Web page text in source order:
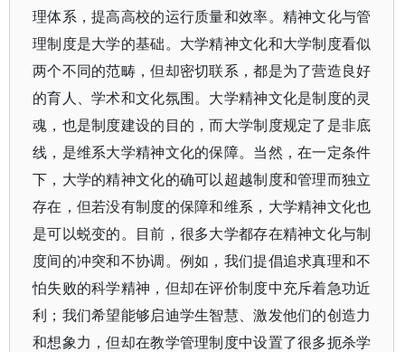
理体系，提高高校的运行质量和效率。精神文化与管
理制度是大学的基础。大学精神文化和大学制度看似
两个不同的范畴，但却密切联系，都是为了营造良好
的育人、学术和文化氛围。大学精神文化是制度的灵
魂，也是制度建设的目的，而大学制度规定了是非底
线，是维系大学精神文化的保障。当然，在一定条件
下，大学的精神文化的确可以超越制度和管理而独立
存在，但若没有制度的保障和维系，大学精神文化也
是可以蜕变的。目前，很多大学都存在精神文化与制
度间的冲突和不协调。例如，我们提倡追求真理和不
怕失败的科学精神，但却在评价制度中充斥着急功近
利；我们希望能够启迪学生智慧、激发他们的创造力
和想象力，但却在教学管理制度中设置了很多扼杀学